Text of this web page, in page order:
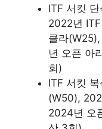
ITF 서킷
2022년
클라
년 오픈 아
회)
ITF 서킷
(W50),
2024년 오